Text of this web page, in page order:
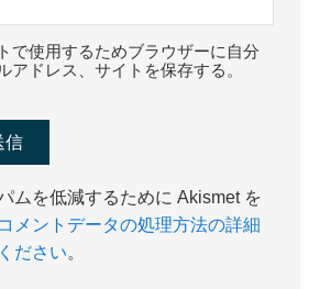
で使用するためブラウザーに自分
アドレス、サイトを保存する。
ムを低減するために Akismet を
コメントデータの処理方法の詳細
ださい